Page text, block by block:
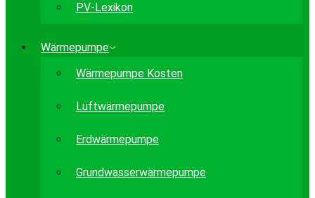
PV-Lexikon
Wärmepumpe
Wärmepumpe Kosten
Luftwärmepumpe
Erdwärmepumpe
Grundwasserwärmepumpe